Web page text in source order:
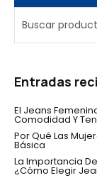
Entradas
El Jeans
Comodidad Y
Por Qué Las
Básica
La Importancia
¿Cómo Elegir